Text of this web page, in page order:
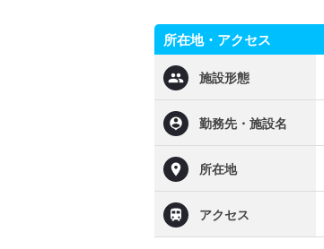
所在地・アクセス
施設形態
勤務先・施設名
所在地
アクセス